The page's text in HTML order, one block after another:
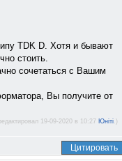
TDK D. Хотя и бывают
стоить.
сочетаться с Вашим
Вы получите от
19-09-2020 в 10:27 Юнiтi.)
Цитировать